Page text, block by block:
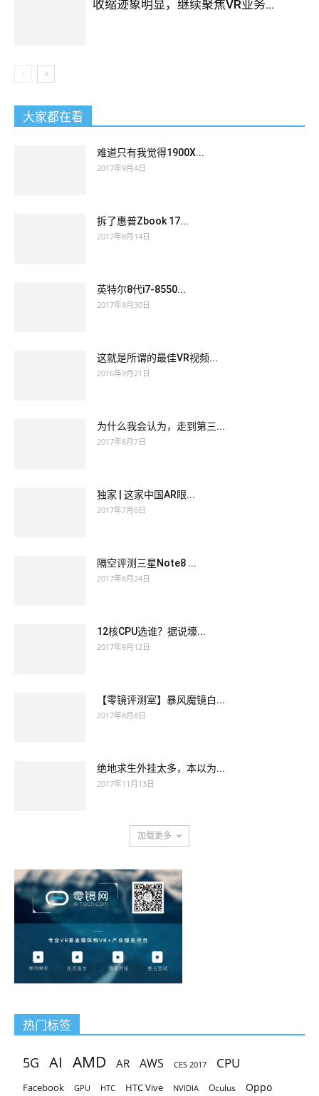
收缩迹象明显，继续聚焦VR业务...
大家都在看
难道只有我觉得1900X...
2017年9月4日
拆了惠普Zbook 17...
2017年8月14日
英特尔8代i7-8550...
2017年9月30日
这就是所谓的最佳VR视频...
2016年9月21日
为什么我会认为，走到第三...
2017年8月7日
独家 | 这家中国AR眼...
2017年7月6日
隔空评测三星Note8 ...
2017年8月24日
12核CPU选谁？据说壕...
2017年9月12日
【零镜评测室】暴风魔镜白...
2017年8月8日
绝地求生外挂太多，本以为...
2017年11月13日
加载更多
热门标签
5G AI AMD AR AWS CES 2017 CPU
Facebook GPU HTC HTC Vive NVIDIA Oculus Oppo